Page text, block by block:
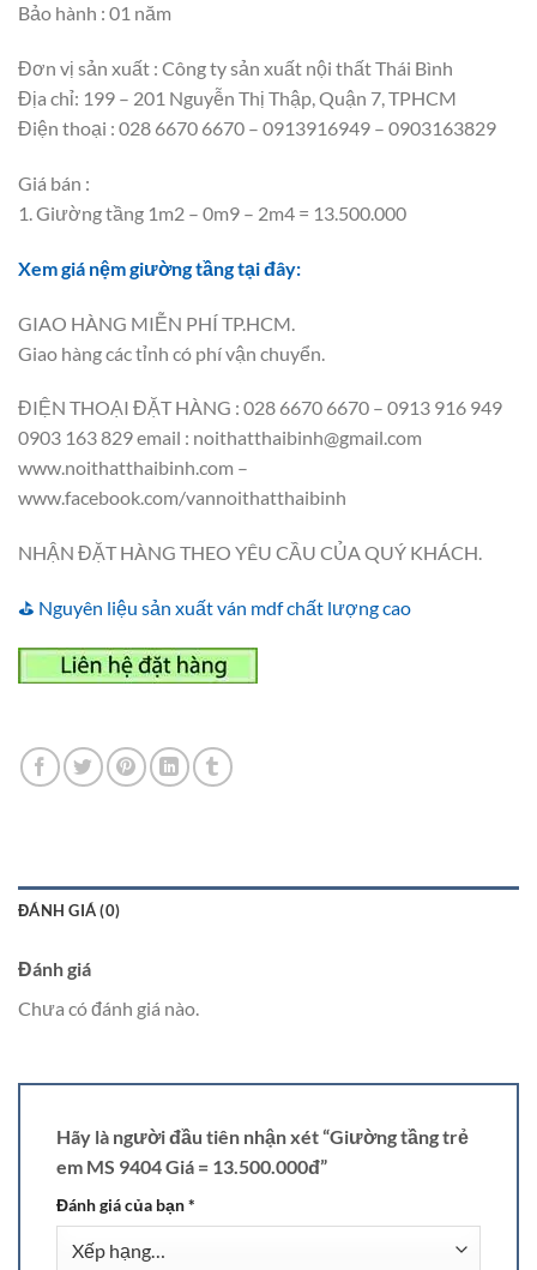
Bảo hành : 01 năm
Đơn vị sản xuất : Công ty sản xuất nội thất Thái Bình
Địa chỉ: 199 – 201 Nguyễn Thị Thập, Quận 7, TPHCM
Điện thoại : 028 6670 6670 – 0913916949 – 0903163829
Giá bán :
1. Giường tầng 1m2 – 0m9 – 2m4 = 13.500.000
Xem giá nệm giường tầng tại đây:
GIAO HÀNG MIỄN PHÍ TP.HCM.
Giao hàng các tỉnh có phí vận chuyển.
ĐIỆN THOẠI ĐẶT HÀNG : 028 6670 6670 – 0913 916 949
0903 163 829 email : noithatthaibinh@gmail.com
www.noithatthaibinh.com –
www.facebook.com/vannoithatthaibinh
NHẬN ĐẶT HÀNG THEO YÊU CẦU CỦA QUÝ KHÁCH.
⛳ Nguyên liệu sản xuất ván mdf chất lượng cao
ĐÁNH GIÁ (0)
Đánh giá
Chưa có đánh giá nào.
Hãy là người đầu tiên nhận xét “Giường tầng trẻ
em MS 9404 Giá = 13.500.000đ”
Đánh giá của bạn*